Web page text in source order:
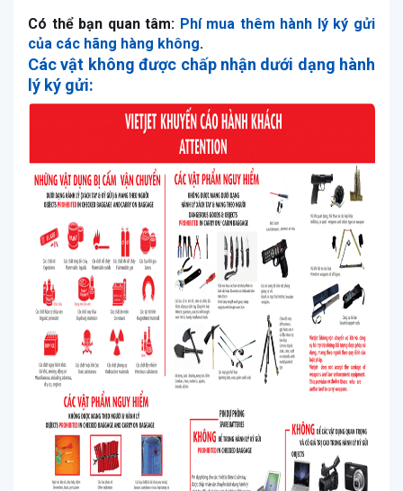
Có thể bạn quan tâm: Phí mua thêm hành lý ký gửi
của các hãng hàng không.
Các vật không được chấp nhận dưới dạng hành
lý ký gửi: